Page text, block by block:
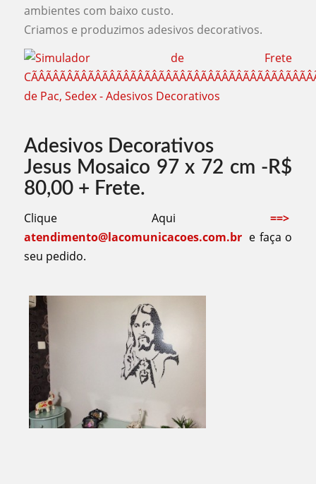
ambientes com baixo custo.
Criamos e produzimos adesivos decorativos.
Adesivos Decorativos
Jesus Mosaico 97 x 72 cm -R$
80,00 + Frete.
Clique Aqui==>
atendimento@lacomunicacoes.com.bre faça o
seu pedido.